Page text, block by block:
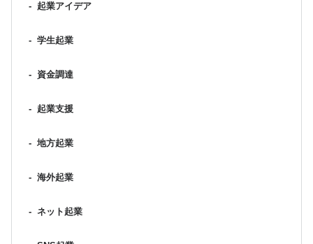
- 起業アイデア
- 学生起業
- 資金調達
- 起業支援
- 地方起業
- 海外起業
- ネット起業